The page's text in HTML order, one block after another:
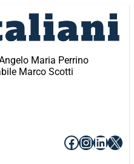
Maria Perrino
Marco Scotti
Facebook
X